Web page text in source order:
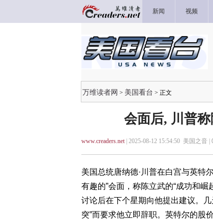
新闻 视频
万维读者网 > 美国看台 > 正文
会面后, 川普
www.creaders.net| 2025-08-12 15:54:50 美国之音 |
美国总统唐纳德·川普在白宫与英特
有趣的”会面，称陈立武的“成功和
讨论后在下个星期向他提出建议。
突”而要求他立即辞职。英特尔的股